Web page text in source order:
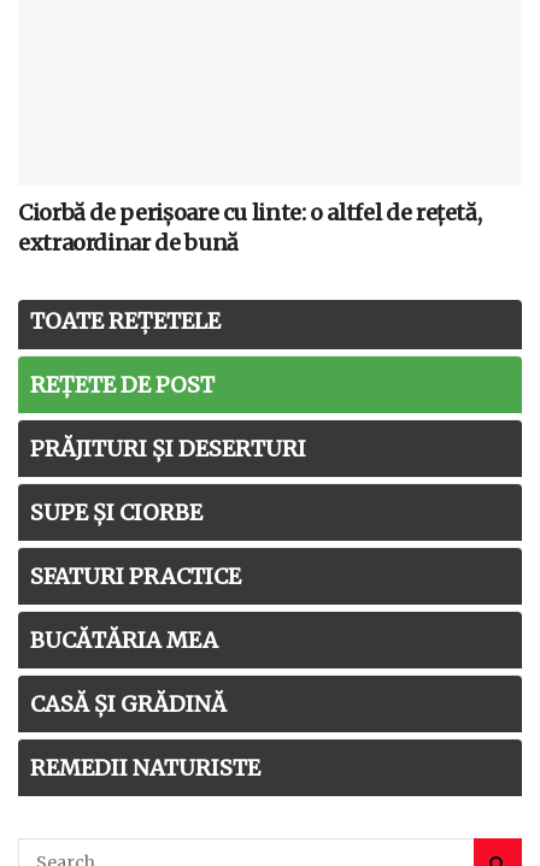
Ciorbă de perișoare cu linte: o altfel de rețetă,
extraordinar de bună
TOATE REȚETELE
REȚETE DE POST
PRĂJITURI ȘI DESERTURI
SUPE ȘI CIORBE
SFATURI PRACTICE
BUCĂTĂRIA MEA
CASĂ ȘI GRĂDINĂ
REMEDII NATURISTE